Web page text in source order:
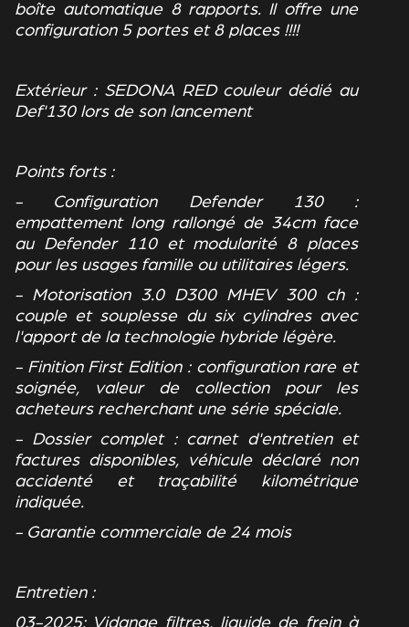
boîte automatique 8 rapports. Il offre une
configuration 5 portes et 8 places !!!!
Extérieur : SEDONA RED couleur dédié au
Def'130 lors de son lancement
Points forts :
- Configuration Defender 130 :
empattement long rallongé de 34cm face
au Defender 110 et modularité 8 places
pour les usages famille ou utilitaires légers.
- Motorisation 3.0 D300 MHEV 300 ch :
couple et souplesse du six cylindres avec
l'apport de la technologie hybride légère.
- Finition First Edition : configuration rare et
soignée, valeur de collection pour les
acheteurs recherchant une série spéciale.
- Dossier complet : carnet d'entretien et
factures disponibles, véhicule déclaré non
accidenté et traçabilité kilométrique
indiquée.
- Garantie commerciale de 24 mois
Entretien :
03-2025: Vidange filtres, liquide de frein à